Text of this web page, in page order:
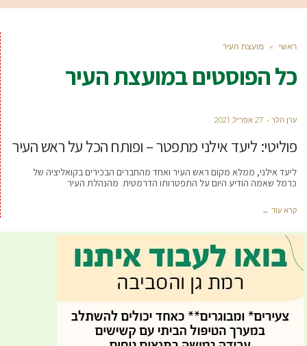
ראשי » מועצת העיר
כל הפוסטים במועצת העיר
ערן הלר 27 אפריל, 2021
פוליטי: ליעד אילני מתפטר – ופותח הכל על ראש העיר
ליעד אילני, ממלא מקום ראש העיר ואחד מהחברים הבכירים בקואליציה של
כרמל שאמה הודיע היום על התפטרותו הדרמטית מהנהלת העיר
קרא עוד ←